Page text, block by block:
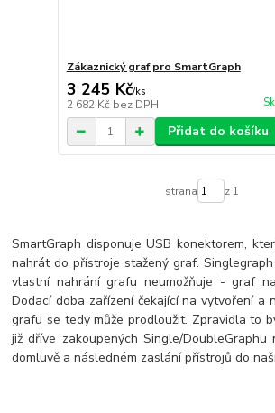
Zákaznický graf pro SmartGraph
3 245 Kč/ks
2 682 Kč bez DPH
Přidat do košíku
strana z 1
SmartGraph disponuje USB konektorem,
nahrát do přístroje stažený graf.
vlastní nahrání grafu neumožňuje - graf
Dodací doba zařízení čekající na vytvoření a
grafu se tedy může prodloužit. Zpravidla to
již dříve zakoupených Single/
domluvě a následném zaslání přístrojů do